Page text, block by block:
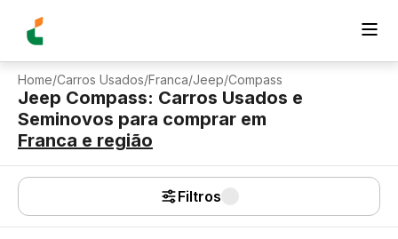
Home/Carros Usados/Franca/Jeep/Compass
Jeep Compass: Carros Usados e
Seminovos para comprar em
Franca e região
Filtros